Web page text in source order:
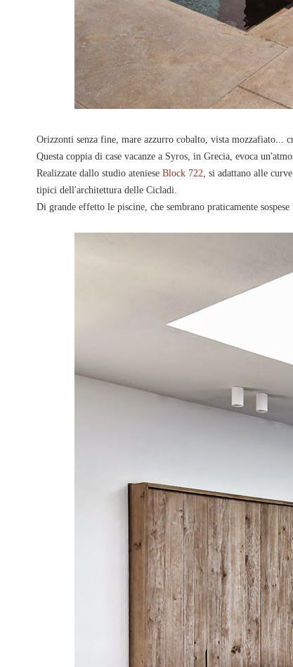
Orizzonti senza fine, mare azzurro cobalto, vista mozzafiato...
Questa coppia di case vacanze a Syros, in Grecia, evoca
Realizzate dallo studio ateniese Block 722, si adattano alle
tipici dell'architettura delle Cicladi.
Di grande effetto le piscine, che sembrano praticamente